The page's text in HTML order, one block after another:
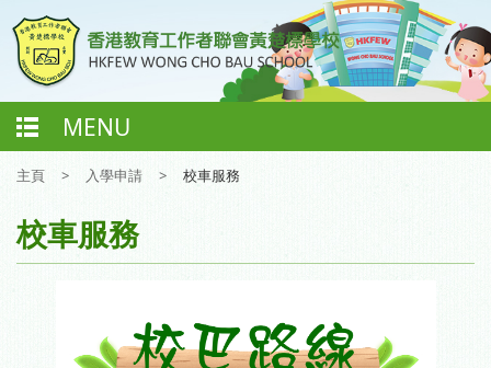
MENU
主頁 > 入學申請 > 校車服務
校車服務